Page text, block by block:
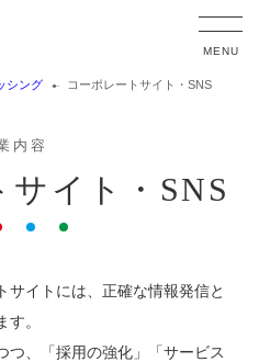
事業内容
データパブリッシング
印刷
シング コーポレートサイト・SNS
内容
サイト・SNS
サイトには、正確な情報発信と
。
つ、「採用の強化」「サービス